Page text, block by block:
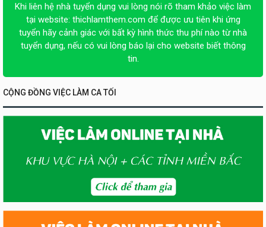
Khi liên hệ nhà tuyển dụng vui lòng nói rõ tham khảo việc làm
tại website: thichlamthem.com để được ưu tiên khi ứng
tuyển hãy cảnh giác với bất kỳ hình thức thu phí nào từ nhà
tuyển dụng, nếu có vui lòng báo lại cho website biết thông
tin.
CỘNG ĐỒNG VIỆC LÀM CA TỐI